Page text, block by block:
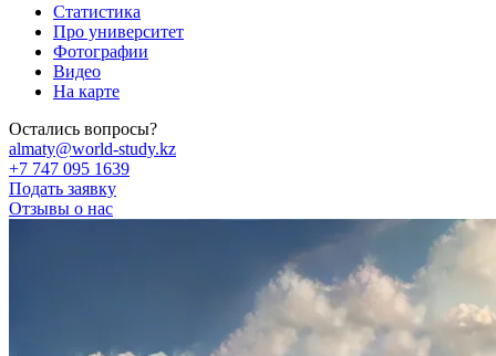
Статистика
Про университет
Фотографии
Видео
На карте
Остались вопросы?
almaty@world-study.kz
+7 747 095 1639
Подать заявку
Отзывы о нас